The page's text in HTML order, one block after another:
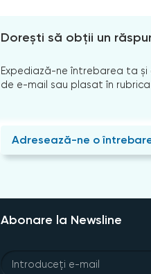
Dorești să obții un
Expediază-ne întrebarea ta
de e-mail sau plasat în rubrica
Adresează-ne o
Abonare la Newsline